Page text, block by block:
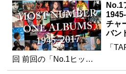
No.1
チャ
バン
「
回 前回の「No.1ヒッ…